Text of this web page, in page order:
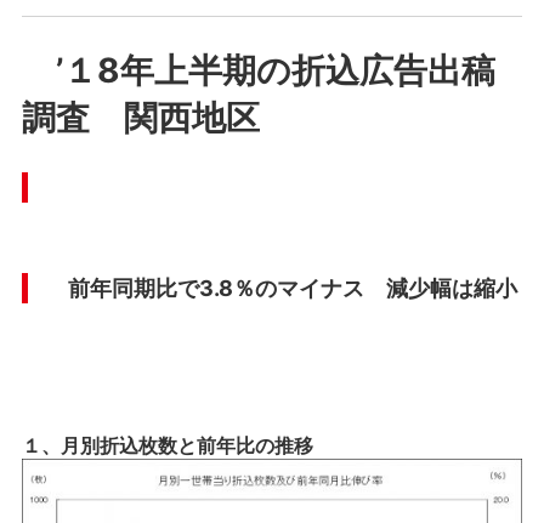
’１8年上半期の折込広告出稿
調査 関西地区
前年同期比で3.8％のマイナス 減少幅は縮小
１、月別折込枚数と前年比の推移